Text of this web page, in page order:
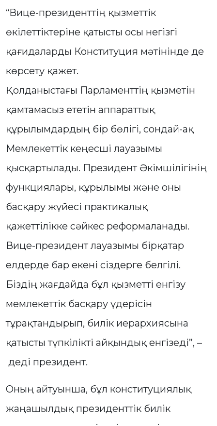
“Вице-президенттің қызметтік
өкілеттіктеріне қатысты осы негізгі
қағидаларды Конституция мәтінінде де
көрсету қажет.
Қолданыстағы Парламенттің қызметін
қамтамасыз ететін аппараттық
құрылымдардың бір бөлігі, сондай-ақ
Мемлекеттік кеңесші лауазымы
қысқартылады. Президент Әкімшілігінің
функциялары, құрылымы және оны
басқару жүйесі практикалық
қажеттілікке сәйкес реформаланады.
Вице-президент лауазымы бірқатар
елдерде бар екені сіздерге белгілі.
Біздің жағдайда бұл қызметті енгізу
мемлекеттік басқару үдерісін
тұрақтандырып, билік иерархиясына
қатысты түпкілікті айқындық енгізеді”, –
деді президент.
Оның айтуынша, бұл конституциялық
жаңашылдық президенттік билік